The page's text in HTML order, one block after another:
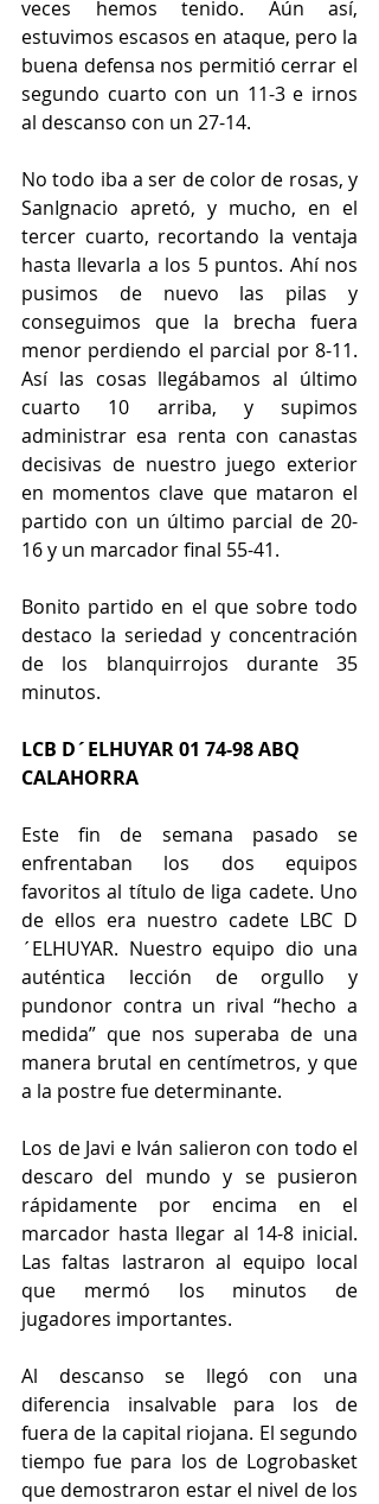
veces hemos tenido. Aún así,
estuvimos escasos en ataque, pero la
buena defensa nos permitió cerrar el
segundo cuarto con un 11-3 e irnos
al descanso con un 27-14.
No todo iba a ser de color de rosas, y
SanIgnacio apretó, y mucho, en el
tercer cuarto, recortando la ventaja
hasta llevarla a los 5 puntos. Ahí nos
pusimos de nuevo las pilas y
conseguimos que la brecha fuera
menor perdiendo el parcial por 8-11.
Así las cosas llegábamos al último
cuarto 10 arriba, y supimos
administrar esa renta con canastas
decisivas de nuestro juego exterior
en momentos clave que mataron el
partido con un último parcial de 20-
16 y un marcador final 55-41.
Bonito partido en el que sobre todo
destaco la seriedad y concentración
de los blanquirrojos durante 35
minutos.
LCB D´ELHUYAR 01 74-98 ABQ
CALAHORRA
Este fin de semana pasado se
enfrentaban los dos equipos
favoritos al título de liga cadete. Uno
de ellos era nuestro cadete LBC D
´ELHUYAR. Nuestro equipo dio una
auténtica lección de orgullo y
pundonor contra un rival “hecho a
medida” que nos superaba de una
manera brutal en centímetros, y que
a la postre fue determinante.
Los de Javi e Iván salieron con todo el
descaro del mundo y se pusieron
rápidamente por encima en el
marcador hasta llegar al 14-8 inicial.
Las faltas lastraron al equipo local
que mermó los minutos de
jugadores importantes.
Al descanso se llegó con una
diferencia insalvable para los de
fuera de la capital riojana. El segundo
tiempo fue para los de Logrobasket
que demostraron estar el nivel de los